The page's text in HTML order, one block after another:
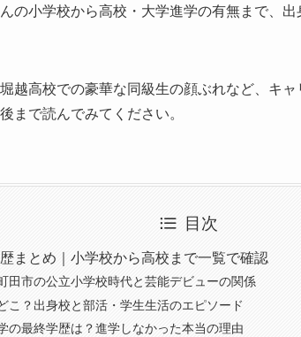
の小学校から高校・大学進学の有無まで、
越高校での豪華な同級生の顔ぶれなど、キ
まで読んでみてください。
目次
まとめ｜小学校から高校まで一覧で確認
田市の公立小学校時代と芸能デビューの関係
こ？出身校と部活・学生生活のエピソード
の最終学歴は？進学しなかった本当の理由